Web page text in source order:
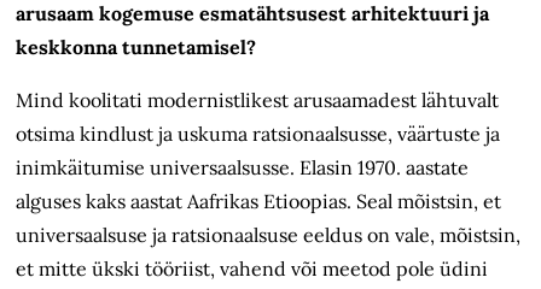
arusaam kogemuse esmatähtsusest arhitektuuri ja
keskkonna tunnetamisel?
Mind koolitati modernistlikest arusaamadest lähtuvalt
otsima kindlust ja uskuma ratsionaalsusse, väärtuste ja
inimkäitumise universaalsusse. Elasin 1970. aastate
alguses kaks aastat Aafrikas Etioopias. Seal mõistsin, et
universaalsuse ja ratsionaalsuse eeldus on vale, mõistsin,
et mitte ükski tööriist, vahend või meetod pole üdini